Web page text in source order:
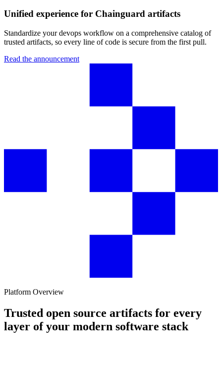
Unified experience for Chainguard artifacts
Standardize your devops workflow on a comprehensive catalog of
trusted artifacts, so every line of code is secure from the first pull.
Read the announcement
Platform Overview
Trusted open source artifacts for every
layer of your modern software stack